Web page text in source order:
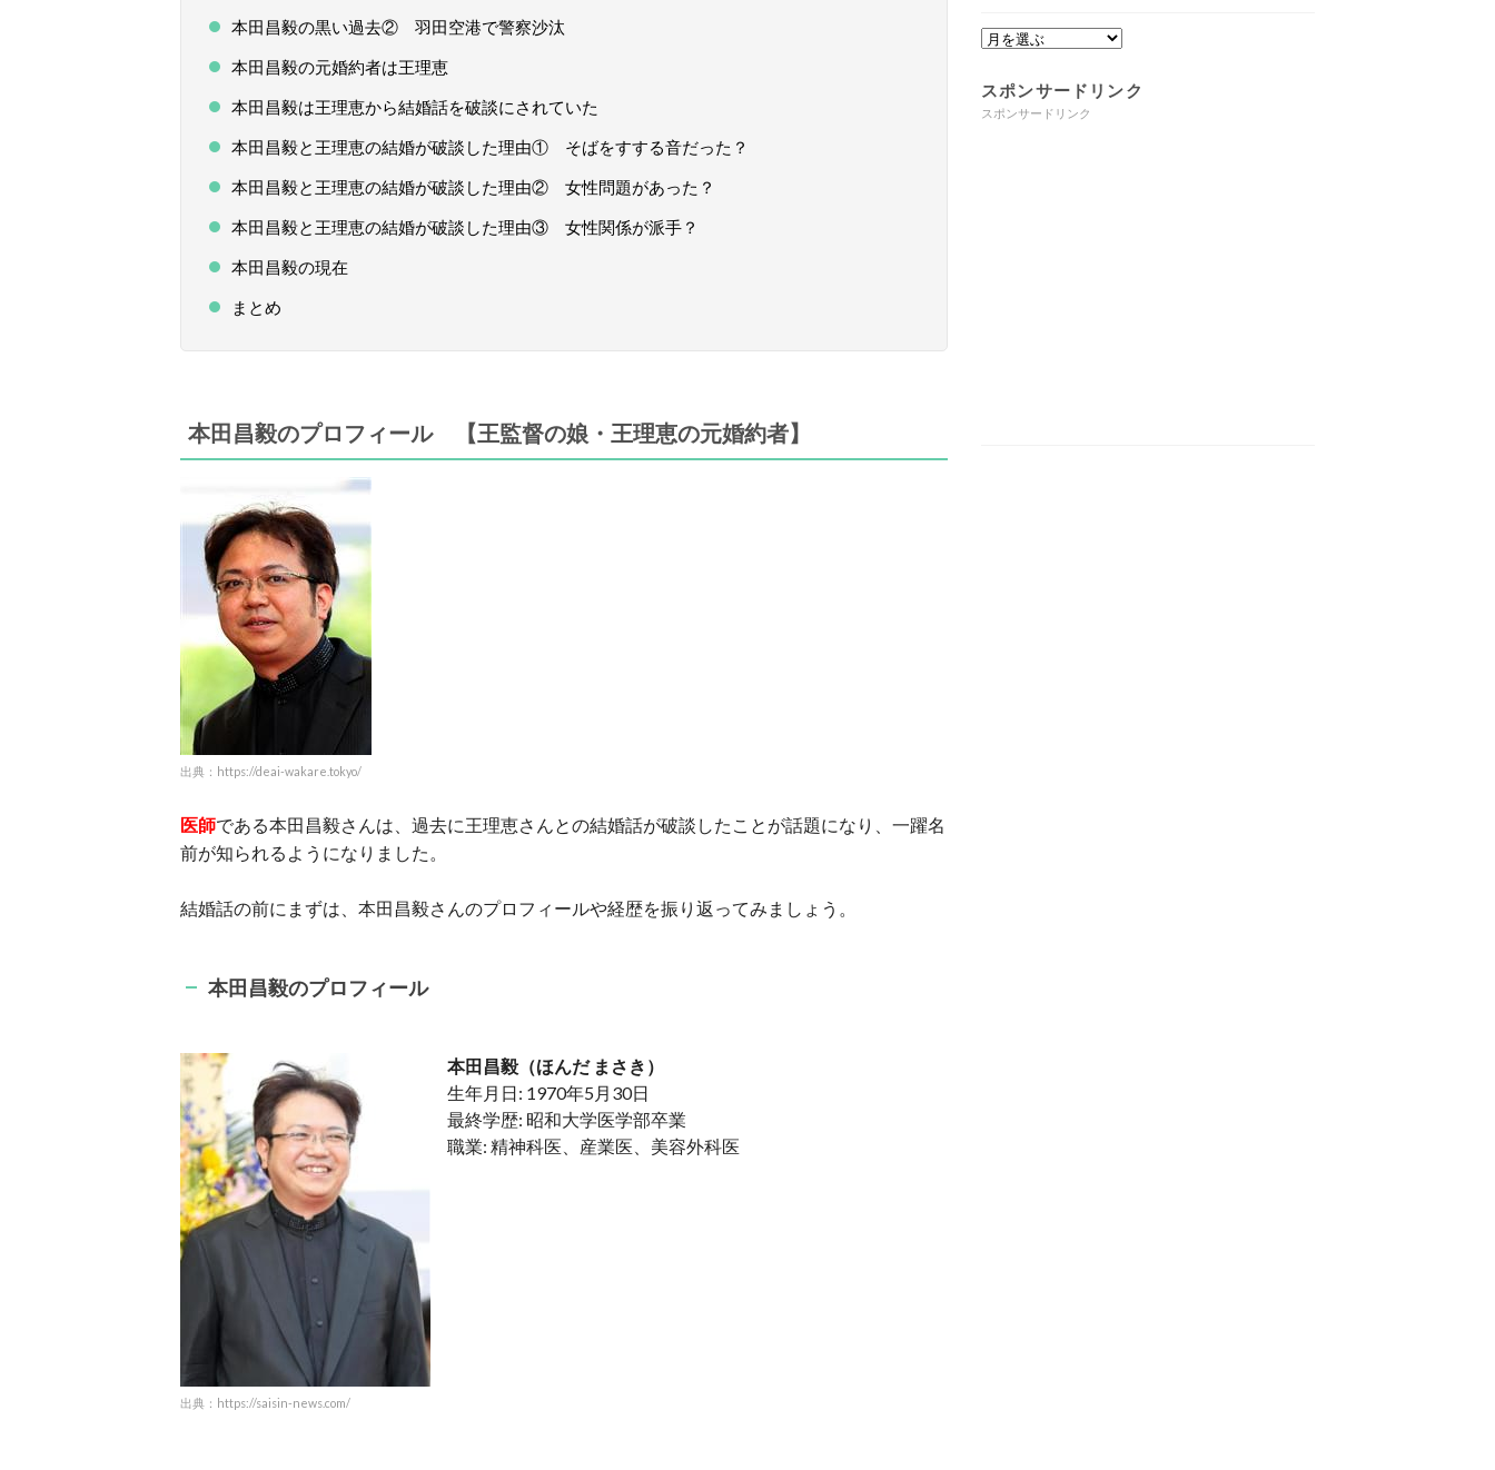
本田昌毅の黒い過去② 羽田空港で警察沙汰
本田昌毅の元婚約者は王理恵
本田昌毅は王理恵から結婚話を破談にされていた
本田昌毅と王理恵の結婚が破談した理由① そばをすする音だった？
本田昌毅と王理恵の結婚が破談した理由② 女性問題があった？
本田昌毅と王理恵の結婚が破談した理由③ 女性関係が派手？
本田昌毅の現在
まとめ
本田昌毅のプロフィール 【王監督の娘・王理恵の元婚約者】
出典：https://deai-wakare.tokyo/
医師である本田昌毅さんは、過去に王理恵さんとの結婚話が破談したことが話題になり、一躍名
前が知られるようになりました。
結婚話の前にまずは、本田昌毅さんのプロフィールや経歴を振り返ってみましょう。
本田昌毅のプロフィール
出典：https://saisin-news.com/
本田昌毅（ほんだ まさき）
生年月日: 1970年5月30日
最終学歴: 昭和大学医学部卒業
職業: 精神科医、産業医、美容外科医
スポンサードリンク
スポンサードリンク